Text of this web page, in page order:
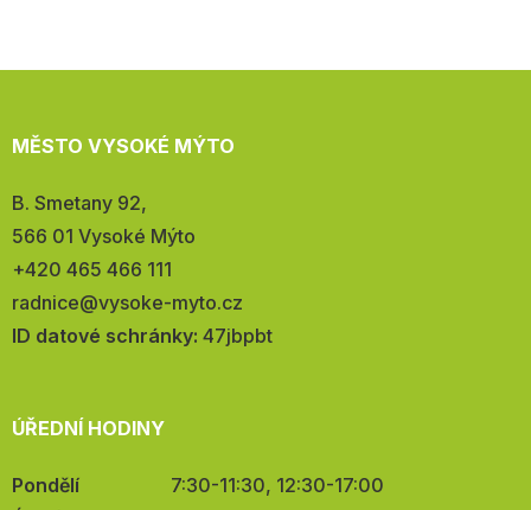
MĚSTO VYSOKÉ MÝTO
Adresa:
B. Smetany 92,
566 01 Vysoké Mýto
Telefon:
+420 465 466 111
E-
mail:
radnice@vysoke-myto.cz
ID datové schránky: 47jbpbt
ÚŘEDNÍ HODINY
Pondělí
7:30-11:30, 12:30-17:00